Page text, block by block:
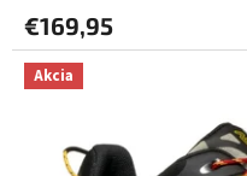
€169,95
Akcia